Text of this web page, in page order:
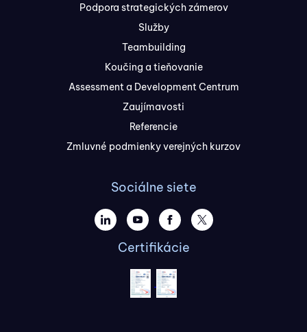
Podpora strategických zámerov
Služby
Teambuilding
Koučing a tieňovanie
Assessment a Development Centrum
Zaujímavosti
Referencie
Zmluvné podmienky verejných kurzov
Sociálne siete
Certifikácie